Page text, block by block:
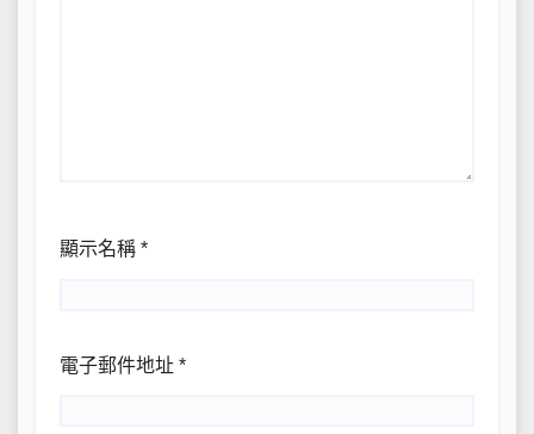
顯示名稱 *
電子郵件地址 *